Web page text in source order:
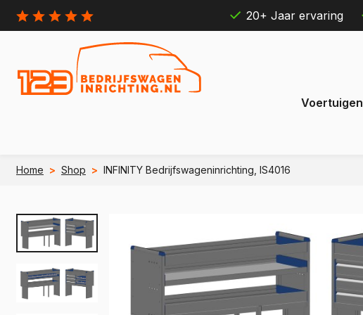
20+ Jaar ervaring
Voertuigen
Home > Shop > INFINITY Bedrijfswageninrichting, IS4016
e Berlingo
Jumpy
e Jumpy
Jumper
Transit Custom
e Transit Custom
Transit Bestel
e Transit Bestel